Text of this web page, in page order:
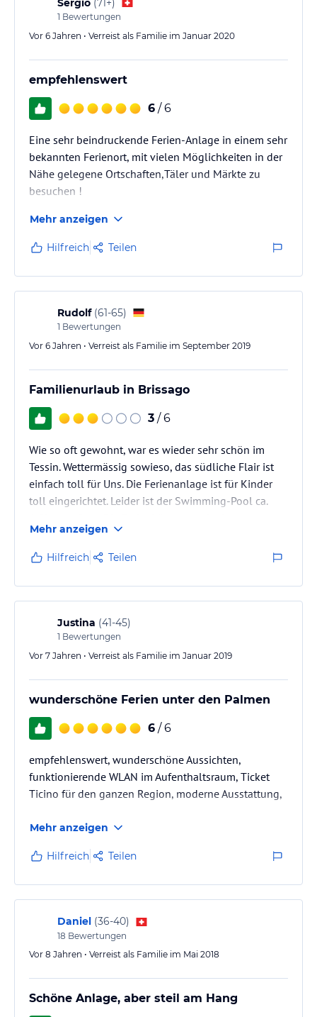
Sergio (71+)
1 Bewertungen
Vor 6 Jahren • Verreist als Familie im Januar 2020
empfehlenswert
6 / 6
Eine sehr beindruckende Ferien-Anlage in einem sehr
bekannten Ferienort, mit vielen Möglichkeiten in der
Nähe gelegene Ortschaften,Täler und Märkte zu
besuchen !
Mehr anzeigen
Hilfreich Teilen
Rudolf (61-65)
1 Bewertungen
Vor 6 Jahren • Verreist als Familie im September 2019
Familienurlaub in Brissago
3 / 6
Wie so oft gewohnt, war es wieder sehr schön im
Tessin. Wettermässig sowieso, das südliche Flair ist
einfach toll für Uns. Die Ferienanlage ist für Kinder
toll eingerichtet. Leider ist der Swimming-Pool ca.
Einrichtungen sind auf dem Stand von 1975-1985.
Es wäre empfehlenswert die Häuser in einen
zeitgemässen Zustand zu bringen.
Mehr anzeigen
Hilfreich Teilen
Justina (41-45)
1 Bewertungen
Vor 7 Jahren • Verreist als Familie im Januar 2019
wunderschöne Ferien unter den Palmen
6 / 6
empfehlenswert, wunderschöne Aussichten,
funktionierende WLAN im Aufenthaltsraum, Ticket
Ticino für den ganzen Region, moderne Ausstattung,
Mehr anzeigen
Hilfreich Teilen
Daniel (36-40)
18 Bewertungen
Vor 8 Jahren • Verreist als Familie im Mai 2018
Schöne Anlage, aber steil am Hang